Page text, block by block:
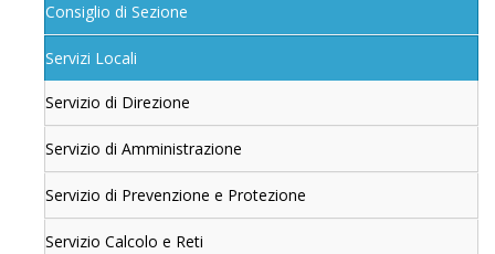
Consiglio di Sezione
Servizi Locali
Servizio di Direzione
Servizio di Amministrazione
Servizio di Prevenzione e Protezione
Servizio Calcolo e Reti